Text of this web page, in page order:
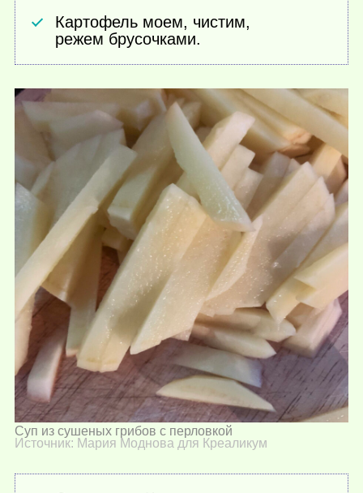
Картофель моем, чистим,
режем брусочками.
Суп из сушеных грибов с перловкой
Источник: Мария Моднова для Креаликум